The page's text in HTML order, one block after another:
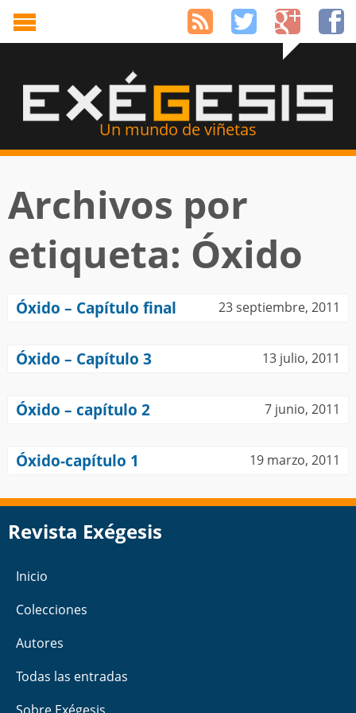
Un mundo de viñetas
Archivos por
etiqueta: Óxido
Óxido – Capítulo final 23 septiembre, 2011
Óxido – Capítulo 3 13 julio, 2011
Óxido – capítulo 2 7 junio, 2011
Óxido-capítulo 1 19 marzo, 2011
Revista Exégesis
Inicio
Colecciones
Autores
Todas las entradas